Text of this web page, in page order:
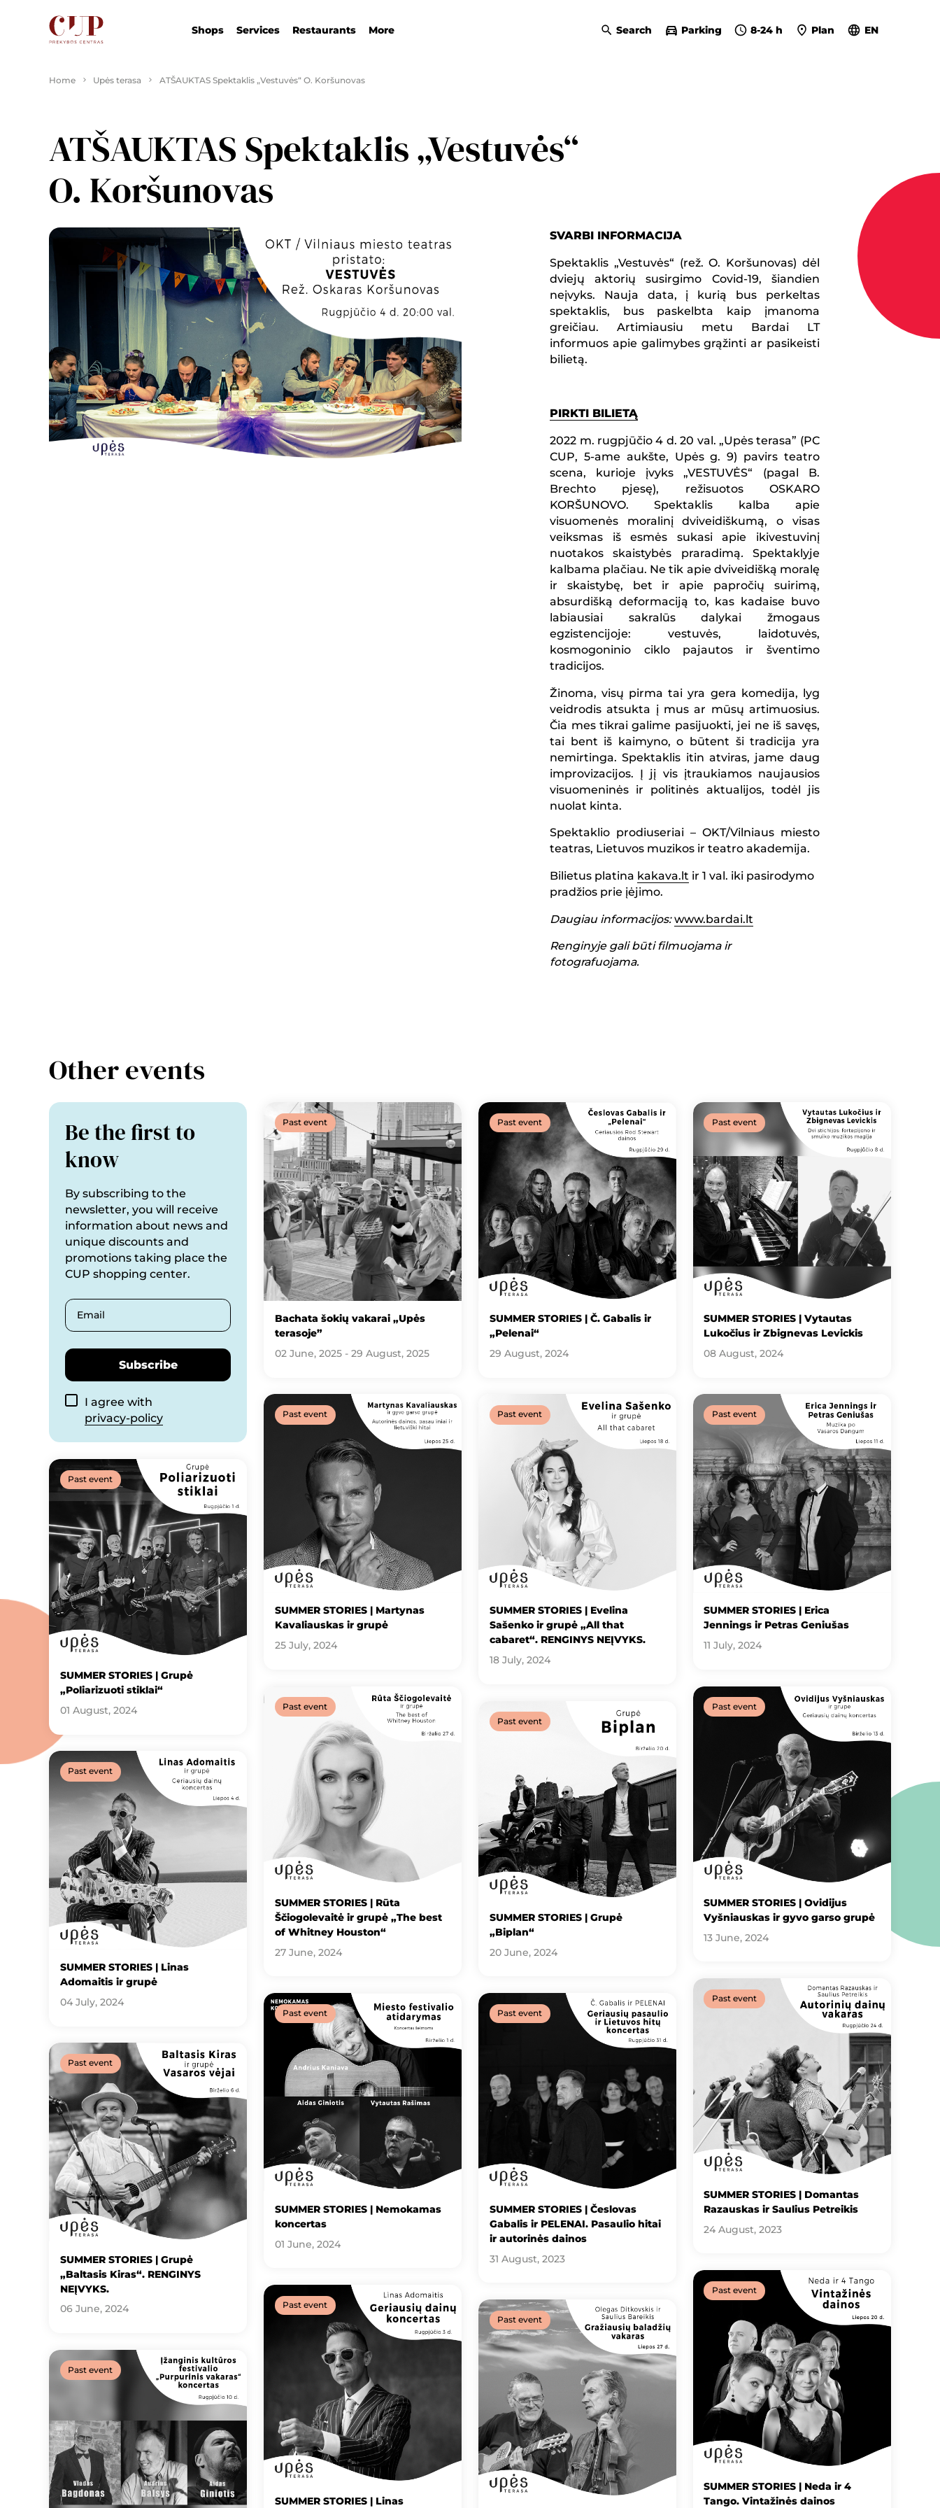
Shops Services Restaurants More Search Parking 8-24 h Plan EN
Home Upės terasa ATŠAUKTAS Spektaklis „Vestuvės“ O. Koršunovas
ATŠAUKTAS Spektaklis „Vestuvės“
O. Koršunovas
SVARBI INFORMACIJA
Spektaklis „Vestuvės“ (rež. O. Koršunovas) dėl
dviejų aktorių susirgimo Covid-19, šiandien
neįvyks. Nauja data, į kurią bus perkeltas
spektaklis, bus paskelbta kaip įmanoma
greičiau. Artimiausiu metu Bardai LT
informuos apie galimybes grąžinti ar pasikeisti
bilietą.
PIRKTI BILIETĄ
2022 m. rugpjūčio 4 d. 20 val. „Upės terasa” (PC
CUP, 5-ame aukšte, Upės g. 9) pavirs teatro
scena, kurioje įvyks „VESTUVĖS“
(pagal B.
Brechto pjesę), režisuotos OSKARO
KORŠUNOVO. Spektaklis kalba apie
visuomenės moralinį dviveidiškumą, o visas
veiksmas iš esmės sukasi apie ikivestuvinį
nuotakos skaistybės praradimą. Spektaklyje
kalbama plačiau. Ne tik apie dviveidišką moralę
ir skaistybę, bet ir apie papročių suirimą,
absurdišką deformaciją to, kas kadaise buvo
labiausiai sakralūs dalykai žmogaus
egzistencijoje: vestuvės, laidotuvės,
kosmogoninio ciklo pajautos ir šventimo
tradicijos.
Žinoma, visų pirma tai yra gera komedija, lyg
veidrodis atsukta į mus ar mūsų artimuosius.
Čia mes tikrai galime pasijuokti, jei ne iš savęs,
tai bent iš kaimyno, o būtent ši tradicija yra
nemirtinga. Spektaklis itin atviras, jame daug
improvizacijos. Į jį vis įtraukiamos naujausios
visuomeninės ir politinės aktualijos, todėl jis
nuolat kinta.
Spektaklio prodiuseriai – OKT/Vilniaus miesto
teatras, Lietuvos muzikos ir teatro akademija.
Bilietus platina kakava.lt ir 1 val. iki pasirodymo
pradžios prie įėjimo.
Daugiau informacijos:www.bardai.lt
Renginyje gali būti filmuojama ir
fotografuojama.
Other events
Be the first to
know
By subscribing to the
newsletter, you will receive
information about news and
unique discounts and
promotions taking place the
CUP shopping center.
Email
Subscribe
I agree with
privacy-policy
Past event
Bachata šokių vakarai „Upės
terasoje”
02 June, 2025 - 29 August, 2025
Past event
SUMMER STORIES | Č. Gabalis ir
„Pelenai“
29 August, 2024
Past event
SUMMER STORIES | Vytautas
Lukočius ir Zbignevas Levickis
08 August, 2024
Past event
SUMMER STORIES | Grupė
„Poliarizuoti stiklai“
01 August, 2024
Past event
SUMMER STORIES | Martynas
Kavaliauskas ir grupė
25 July, 2024
Past event
SUMMER STORIES | Evelina
Sašenko ir grupė „All that
cabaret“. RENGINYS NEĮVYKS.
18 July, 2024
Past event
SUMMER STORIES | Erica
Jennings ir Petras Geniušas
11 July, 2024
Past event
SUMMER STORIES | Linas
Adomaitis ir grupė
04 July, 2024
Past event
SUMMER STORIES | Rūta
Ščiogolevaitė ir grupė „The best
of Whitney Houston“
27 June, 2024
Past event
SUMMER STORIES | Grupė
„Biplan“
20 June, 2024
Past event
SUMMER STORIES | Ovidijus
Vyšniauskas ir gyvo garso grupė
13 June, 2024
Past event
SUMMER STORIES | Grupė
„Baltasis Kiras“. RENGINYS
NEĮVYKS.
06 June, 2024
Past event
SUMMER STORIES | Nemokamas
koncertas
01 June, 2024
Past event
SUMMER STORIES | Česlovas
Gabalis ir PELENAI. Pasaulio hitai
ir autorinės dainos
31 August, 2023
Past event
SUMMER STORIES | Domantas
Razauskas ir Saulius Petreikis
24 August, 2023
Past event
Past event
SUMMER STORIES | Linas
Past event
Past event
SUMMER STORIES | Neda ir 4
Tango. Vintažinės dainos